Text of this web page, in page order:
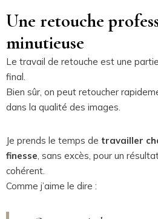
Une retouche
minutieuse
Le travail de retouche est une
final.
Bien sûr, on peut retoucher
dans la qualité des images.
Je prends le temps de travailler
finesse, sans excès, pour un
cohérent.
Comme j’aime le dire :